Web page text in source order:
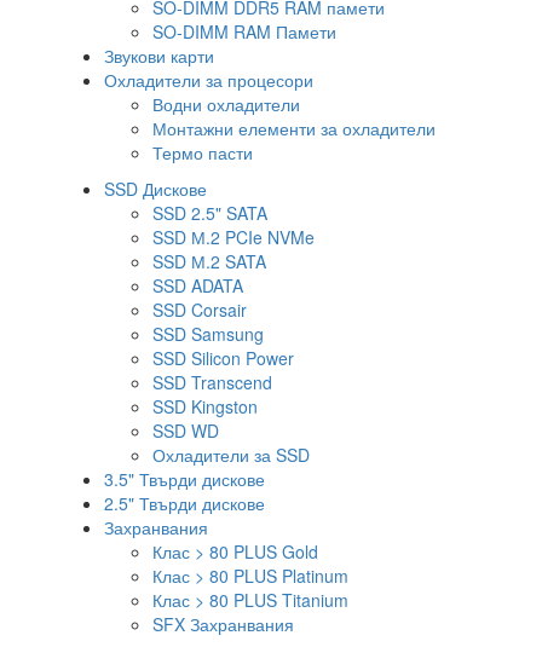
SO-DIMM DDR5 RAM памети
SO-DIMM RAM Памети
Звукови карти
Охладители за процесори
Водни охладители
Монтажни елементи за охладители
Термо пасти
SSD Дискове
SSD 2.5" SATA
SSD М.2 PCIe NVMe
SSD М.2 SATA
SSD ADATA
SSD Corsair
SSD Samsung
SSD Silicon Power
SSD Transcend
SSD Kingston
SSD WD
Охладители за SSD
3.5" Твърди дискове
2.5" Твърди дискове
Захранвания
Клас > 80 PLUS Gold
Клас > 80 PLUS Platinum
Клас > 80 PLUS Titanium
SFX Захранвания